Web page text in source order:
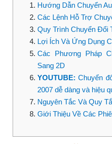
Hướng Dẫn Chuyển
Các Lệnh Hỗ Trợ
Quy Trình Chuyển Đổi
Lợi Ích Và Ứng Dụng
Các Phương Pháp
Sang 2D
YOUTUBE:Chuyển
2007 dễ dàng và hiệu
Nguyên Tắc Và Quy
Giới Thiệu Về Các